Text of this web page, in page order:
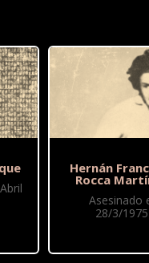
Hernán
Rocca
Asesinado
28/3/1975